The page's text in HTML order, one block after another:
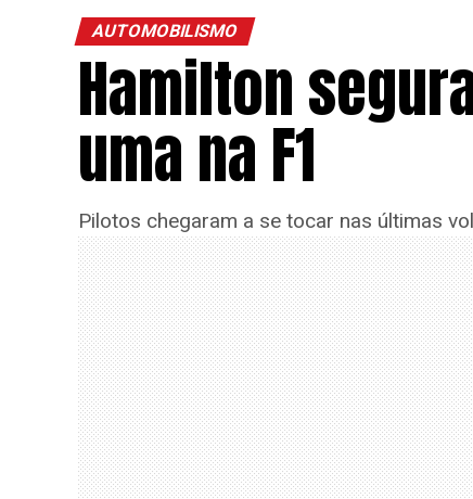
AUTOMOBILISMO
Hamilton
uma na F1
Pilotos chegaram a se tocar nas últimas